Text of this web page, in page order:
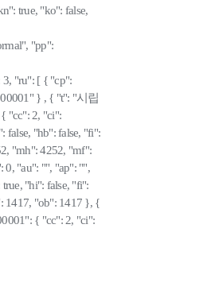
true, "ko": false,
"pp":
3, "ru": [ { "cp":
} , { "t": "시립
"cc": 2, "ci":
false, "hb": false, "fi":
"mh": 4252, "mf":
0, "au": "", "ap": "",
"hi": false, "fi":
1417, "ob": 1417 }, {
{ "cc": 2, "ci":